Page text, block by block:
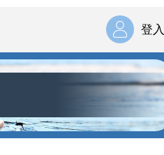
登入